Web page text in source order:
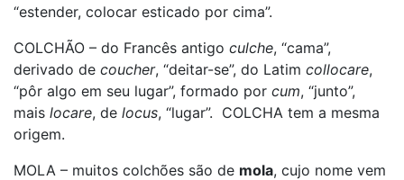
“estender, colocar esticado por cima”.
COLCHÃO – do Francês antigo culche, “cama”,
derivado de coucher, “deitar-se”, do Latim collocare,
“pôr algo em seu lugar”, formado por cum, “junto”,
mais locare, de locus, “lugar”. COLCHA tem a mesma
origem.
MOLA – muitos colchões são de mola, cujo nome vem